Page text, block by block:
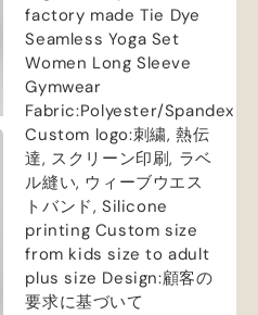
factory made Tie Dye
Seamless Yoga Set
Women Long Sleeve
Gymwear
Fabric:Polyester/Spandex
Custom logo:刺繍, 熱伝
達, スクリーン印刷, ラベ
ル縫い, ウィーブウエス
トバンド,Silicone
printing Custom size
from kids size to adult
plus size Design:顧客の
要求に基づいて